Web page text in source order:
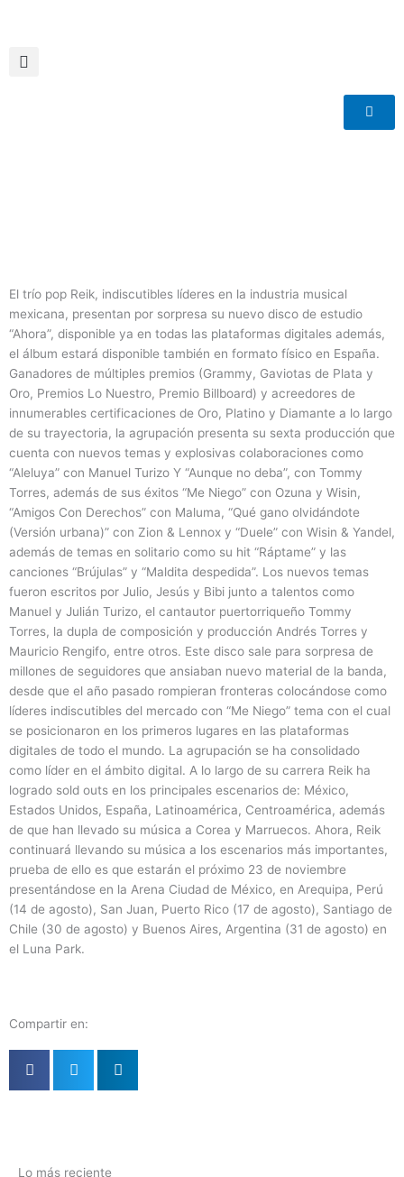
El trío pop Reik, indiscutibles líderes en la industria musical
mexicana, presentan por sorpresa su nuevo disco de estudio
“Ahora”, disponible ya en todas las plataformas digitales además,
el álbum estará disponible también en formato físico en España.
Ganadores de múltiples premios (Grammy, Gaviotas de Plata y
Oro, Premios Lo Nuestro, Premio Billboard) y acreedores de
innumerables certificaciones de Oro, Platino y Diamante a lo largo
de su trayectoria, la agrupación presenta su sexta producción que
cuenta con nuevos temas y explosivas colaboraciones como
“Aleluya” con Manuel Turizo Y “Aunque no deba”, con Tommy
Torres, además de sus éxitos “Me Niego” con Ozuna y Wisin,
“Amigos Con Derechos” con Maluma, “Qué gano olvidándote
(Versión urbana)” con Zion & Lennox y “Duele” con Wisin & Yandel,
además de temas en solitario como su hit “Ráptame” y las
canciones “Brújulas” y “Maldita despedida”. Los nuevos temas
fueron escritos por Julio, Jesús y Bibi junto a talentos como
Manuel y Julián Turizo, el cantautor puertorriqueño Tommy
Torres, la dupla de composición y producción Andrés Torres y
Mauricio Rengifo, entre otros. Este disco sale para sorpresa de
millones de seguidores que ansiaban nuevo material de la banda,
desde que el año pasado rompieran fronteras colocándose como
líderes indiscutibles del mercado con “Me Niego” tema con el cual
se posicionaron en los primeros lugares en las plataformas
digitales de todo el mundo. La agrupación se ha consolidado
como líder en el ámbito digital. A lo largo de su carrera Reik ha
logrado sold outs en los principales escenarios de: México,
Estados Unidos, España, Latinoamérica, Centroamérica, además
de que han llevado su música a Corea y Marruecos. Ahora, Reik
continuará llevando su música a los escenarios más importantes,
prueba de ello es que estarán el próximo 23 de noviembre
presentándose en la Arena Ciudad de México, en Arequipa, Perú
(14 de agosto), San Juan, Puerto Rico (17 de agosto), Santiago de
Chile (30 de agosto) y Buenos Aires, Argentina (31 de agosto) en
el Luna Park.
Compartir en:
Lo más reciente